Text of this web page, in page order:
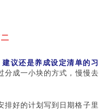
建议还是养成设定清单的习
分成一小块的方式，慢慢去
排好的计划写到日期格子里